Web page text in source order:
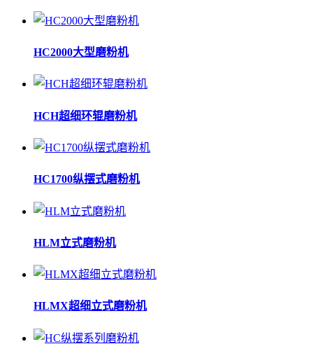
HC2000大型磨粉机
HCH超细环辊磨粉机
HC1700纵摆式磨粉机
HLM立式磨粉机
HLMX超细立式磨粉机